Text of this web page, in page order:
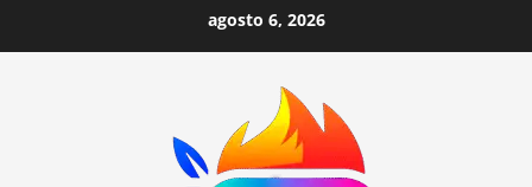
to
agosto 6, 2026